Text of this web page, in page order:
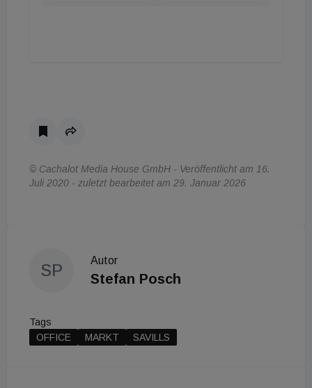
© Cachalot Media House GmbH - Veröffentlicht am 16.
Juli 2020 - zuletzt bearbeitet am 29. Januar 2026
SP
Autor
Stefan Posch
Tags
OFFICE
MARKT SAVILLS